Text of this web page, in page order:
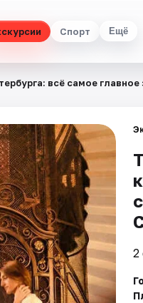
Спорт Ещё
всё самое главное
2